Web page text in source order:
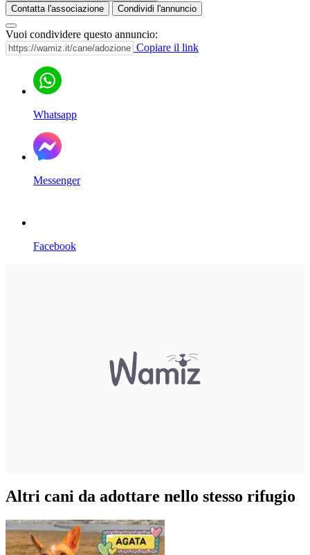
Contatta l'associazione
Condividi l'annuncio
Vuoi condividere questo annuncio:
Copiare il link
Whatsapp
Messenger
Facebook
Altri cani da adottare nello stesso rifugio